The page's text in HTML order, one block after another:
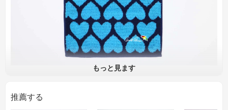
加工
もっと見ます
推薦する